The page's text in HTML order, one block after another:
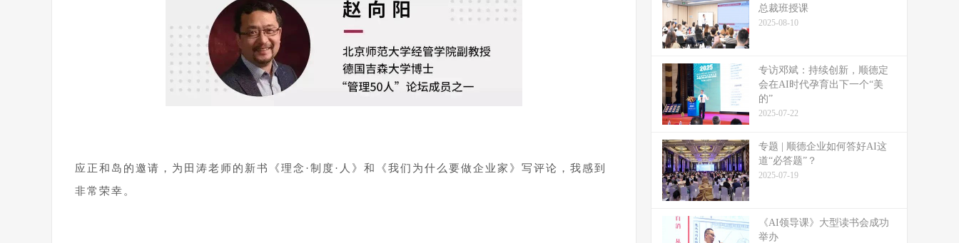
应正和岛的邀请，为田涛老师的新书《理念·制度·人》和《我们为什么要做企业家》写评论，我感到
非常荣幸。
总裁班授课
2025-08-10
专访邓斌：持续创新，顺德定
会在AI时代孕育出下一个“美
的”
2025-07-22
专题 | 顺德企业如何答好AI这
道“必答题”？
2025-07-19
《AI领导课》大型读书会成功
举办